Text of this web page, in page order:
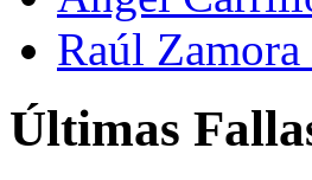
Raúl Zamora
Últimas